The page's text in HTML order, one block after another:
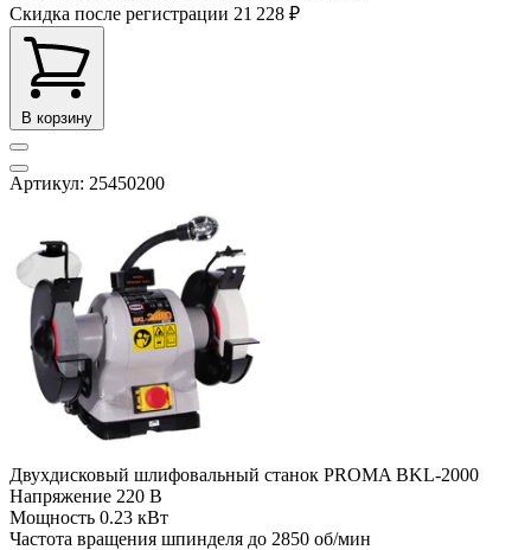
Скидка после регистрации 21 228 ₽
В корзину
Артикул: 25450200
Двухдисковый шлифовальный станок PROMA BKL-2000
Напряжение 220 В
Мощность 0.23 кВт
Частота вращения шпинделя до 2850 об/мин